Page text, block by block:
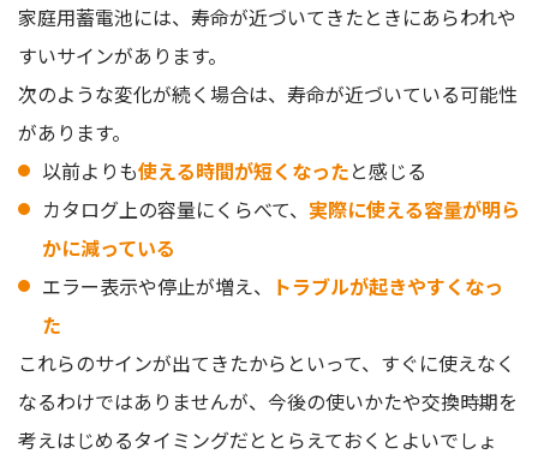
家庭用蓄電池には、寿命が近づいてきたときにあらわれや
すいサインがあります。
次のような変化が続く場合は、寿命が近づいている可能性
があります。
以前よりも使える時間が短くなったと感じる
カタログ上の容量にくらべて、 実際に使える容量が明ら
かに減っている
エラー表示や停止が増え、 トラブルが起きやすくなっ
た
これらのサインが出てきたからといって、すぐに使えなく
なるわけではありませんが、今後の使いかたや交換時期を
考えはじめるタイミングだととらえておくとよいでしょ